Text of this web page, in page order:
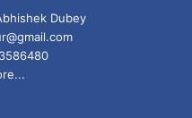
Dubey